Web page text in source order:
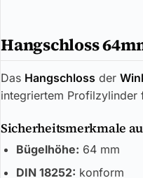
Hangschloss
Das Hangschloss der
integriertem Profilzylinder
Sicherheitsmerkmale
Bügelhöhe: 64 mm
DIN 18252: konform